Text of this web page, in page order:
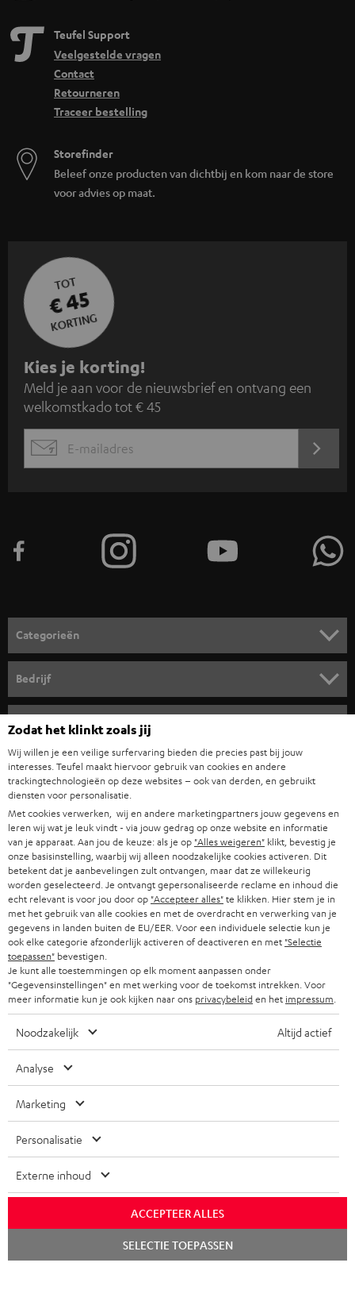
Teufel Support
Veelgestelde vragen
Contact
Retourneren
Traceer bestelling
Storefinder
Beleef onze producten van dichtbij en kom naar de store
voor advies op maat.
TOT
€ 45
KORTING
A
a
n
m
e
n
o
r
n
i
e
u
w
s
b
r
i
e
f
Kies je korting!
Meld je aan voor de nieuwsbrief en ontvang een
welkomstkado tot € 45
EMAIL
Categorieën
COMPLETE SYSTEMEN
HIFI-SPEAKERS
SMART HOME
BLUETOOTH
KOPTELEFOONS
BLUETOOTH KOPTELEFOONS
COMPLETE SETS
SPEAKERS
FANSHOP
NIEUWKOMERS
Bedrijf
SUPPORT
CARRIÈRE
PERS & MARKETING
B2B
PARTNERPROGRAMMA
BLOG
NEWSLETTER
STORES
TEUFEL VOORDELEN
TEUFEL STORY
MANAGEMENT
DUURZAAMHEID
NORMEN EN WAARDES
STUDENTENKORTING
Teufel online shops
DUITSLAND
OOSTENRIJK
ZWITSERLAND
NEDERLAND
BELGIË
FRANKRIJK
SPANJE
ITALIË
ANDERE LANDEN
'Kennelijke' (typ)fouten voorbehouden. De op de foto's afgebeelde
accessoires zijn niet bij de levering inbegrepen. Eventuele
verwijderingskosten voor batterijen zijn bij de prijs inbegrepen.
EU Data Act hier de overeenkomst herroepen
Zodat het klinkt zoals jij
Wij willen je een veilige surfervaring bieden die precies past bij jouw
interesses. Teufel maakt hiervoor gebruik van cookies en andere
trackingtechnologieën op deze websites – ook van derden, en gebruikt
diensten voor personalisatie.
Met cookies verwerken, wij en andere marketingpartners jouw gegevens en
leren wij wat je leuk vindt - via jouw gedrag op onze website en informatie
van je apparaat. Aan jou de keuze: als je op "Alles weigeren" klikt, bevestig je
onze basisinstelling, waarbij wij alleen noodzakelijke cookies activeren. Dit
betekent dat je aanbevelingen zult ontvangen, maar dat ze willekeurig
worden geselecteerd. Je ontvangt gepersonaliseerde reclame en inhoud die
echt relevant is voor jou door op "Accepteer alles"te klikken. Hier stem je in
met het gebruik van alle cookies en met de overdracht en verwerking van je
gegevens in landen buiten de EU/EER. Voor een individuele selectie kun je
ook elke categorie afzonderlijk activeren of deactiveren en met "Selectie
toepassen" bevestigen.
Je kunt alle toestemmingen op elk moment aanpassen onder
"Gegevensinstellingen" en met werking voor de toekomst intrekken. Voor
meer informatie kun je ook kijken naar ons privacybeleiden het impressum
Noodzakelijk Altijd actief
Analyse
Marketing
Personalisatie
Externe inhoud
ACCEPTEER ALLES
SELECTIE TOEPASSEN